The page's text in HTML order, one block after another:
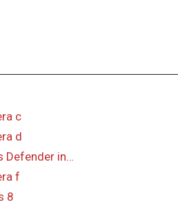
c
d
Defender in…
f
8